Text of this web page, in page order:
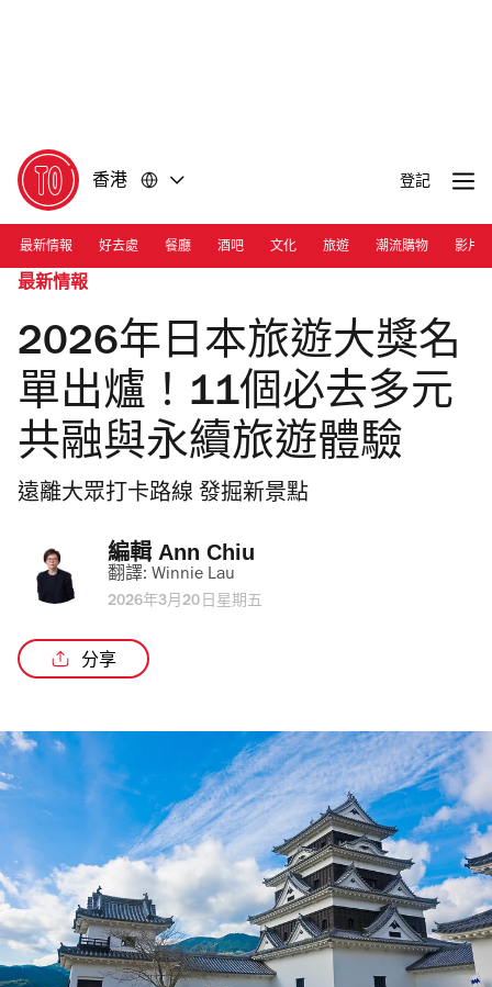
香港 登記
最新情報 好去處 餐廳 酒吧 文化 旅遊 潮流購物 影片
最新情報
2026年日本旅遊大獎名
單出爐！11個必去多元
共融與永續旅遊體驗
遠離大眾打卡路線 發掘新景點
編輯 Ann Chiu
翻譯: Winnie Lau
2026年3月20日星期五
分享